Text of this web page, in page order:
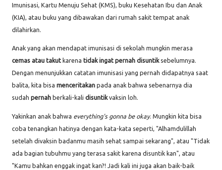
Imunisasi, Kartu Menuju Sehat (KMS), buku Kesehatan Ibu dan Anak
(KIA), atau buku yang dibawakan dari rumah sakit tempat anak
dilahirkan.
Anak yang akan mendapat imunisasi di sekolah mungkin merasa
cemas atau takut karena tidak ingat pernah disuntiksebelumnya.
Dengan menunjukkan catatan imunisasi yang pernah didapatnya saat
balita, kita bisa menceritakan pada anak bahwa sebenarnya dia
sudah pernah berkali-kali disuntikvaksin loh.
Yakinkan anak bahwa everything's gonna be okay. Mungkin kita bisa
coba tenangkan hatinya dengan kata-kata seperti, "Alhamdulillah
setelah divaksin badanmu masih sehat sampai sekarang", atau "Tidak
ada bagian tubuhmu yang terasa sakit karena disuntik kan", atau
"Kamu bahkan enggak ingat kan?! Jadi kali ini juga akan baik-baik